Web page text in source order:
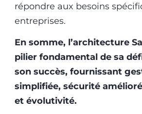
répondre aux besoins
entreprises.
En somme, l’architecture
pilier fondamental de sa
son succès, fournissant
simplifiée, sécurité
et évolutivité.